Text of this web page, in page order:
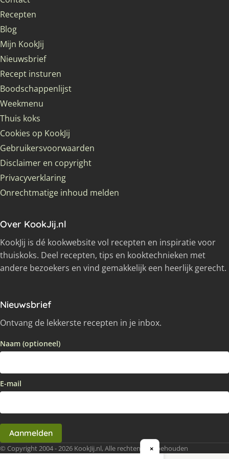
Recepten
Blog
Mijn KookJij
Nieuwsbrief
Recept insturen
Boodschappenlijst
Weekmenu
Thuis koks
Cookies op KookJij
Gebruikersvoorwaarden
Disclaimer en copyright
Privacyverklaring
Onrechtmatige inhoud melden
Over KookJij.nl
KookJij is dé kookwebsite vol recepten en inspiratie voor
thuiskoks. Deel recepten, tips en kooktechnieken met
andere bezoekers en vind gemakkelijk een heerlijk gerecht.
Nieuwsbrief
Ontvang de lekkerste recepten in je inbox.
Naam (optioneel)
E-mail
Aanmelden
© Copyright 2004 - 2026 KookJij.nl, Alle rechten voorbehouden
×